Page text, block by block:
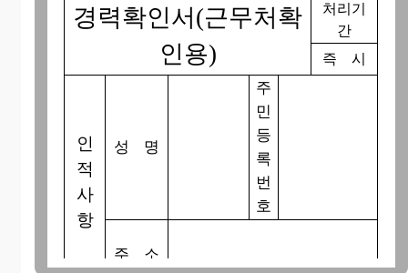
경력확인서(근무처확
인용)
처리기
간
즉 시
인
적
사
항
성 명
주
민
등
록
번
호
주 소